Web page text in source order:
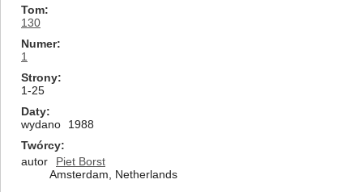
Tom
130
Numer
1
Strony
1-25
Daty
wydano
1988
Twórcy
autor
Piet Borst
Amsterdam, Netherlands